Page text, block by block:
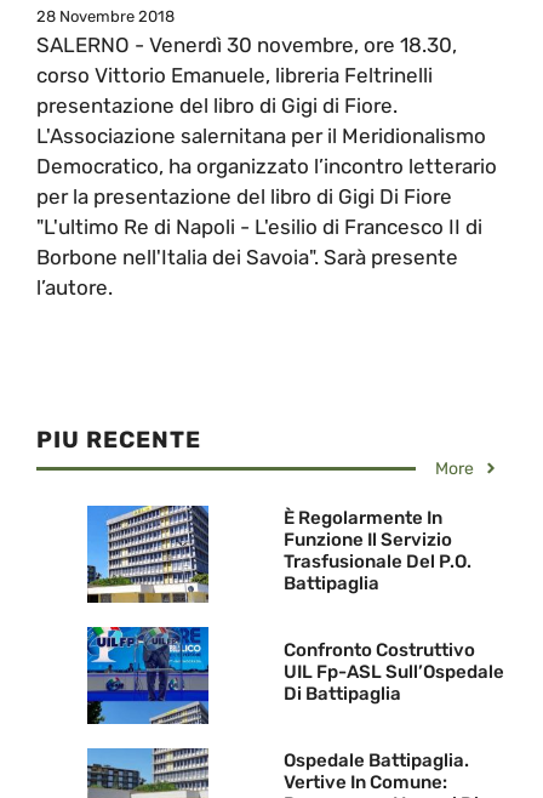
28 Novembre 2018
SALERNO - Venerdì 30 novembre, ore 18.30,
corso Vittorio Emanuele, libreria Feltrinelli
presentazione del libro di Gigi di Fiore.
L'Associazione salernitana per il Meridionalismo
Democratico, ha organizzato l’incontro letterario
per la presentazione del libro di Gigi Di Fiore
"L'ultimo Re di Napoli - L'esilio di Francesco II di
Borbone nell'Italia dei Savoia". Sarà presente
l’autore.
PIU RECENTE
More
È Regolarmente In
Funzione Il Servizio
Trasfusionale Del P.O.
Battipaglia
Confronto Costruttivo
UIL Fp-ASL Sull’Ospedale
Di Battipaglia
Ospedale Battipaglia.
Vertive In Comune: